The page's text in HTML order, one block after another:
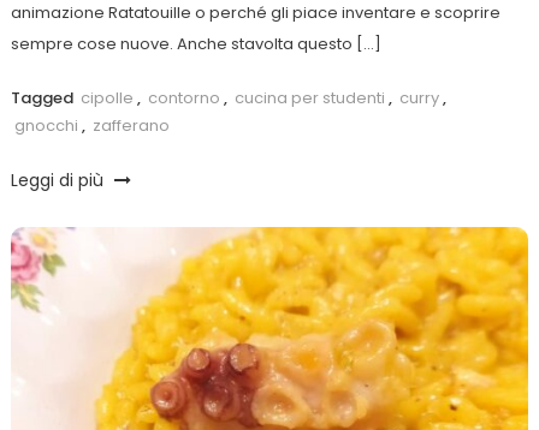
animazione Ratatouille o perché gli piace inventare e scoprire
sempre cose nuove. Anche stavolta questo […]
Tagged cipolle , contorno , cucina per studenti , curry,
gnocchi , zafferano
Leggi di più